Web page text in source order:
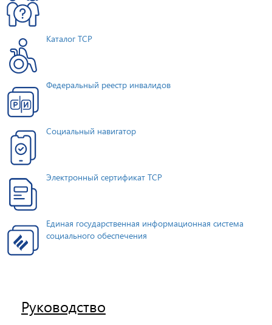
Каталог ТСР
Федеральный реестр инвалидов
Социальный навигатор
Электронный сертификат ТСР
Единая государственная информационная система
социального обеспечения
Руководство